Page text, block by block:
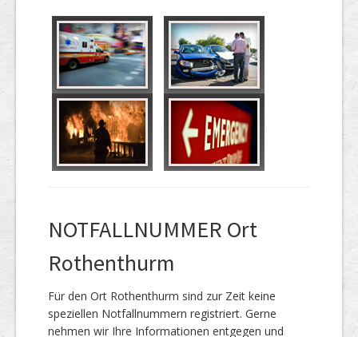
NOTFALLNUMMER Ort
Rothenthurm
Für den Ort Rothenthurm sind zur Zeit keine
speziellen Notfallnummern registriert. Gerne
nehmen wir Ihre Informationen entgegen und